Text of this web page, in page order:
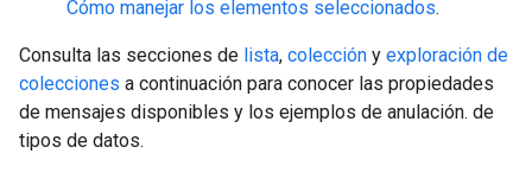
Cómo manejar los elementos seleccionados.
Consulta las secciones de lista, colección y exploración de
colecciones a continuación para conocer las propiedades
de mensajes disponibles y los ejemplos de anulación. de
tipos de datos.